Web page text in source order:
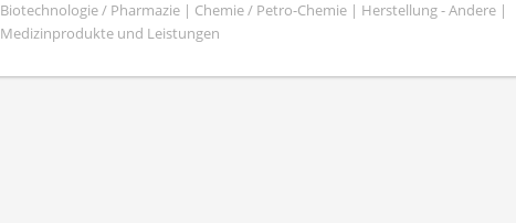
Biotechnologie / Pharmazie | Chemie / Petro-Chemie | Herstellung - Andere |
Medizinprodukte und Leistungen